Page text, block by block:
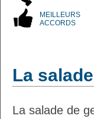
MEILLEURS
ACCORDS
La
La salade de